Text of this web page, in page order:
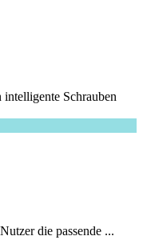
Schrauben
die passende ...